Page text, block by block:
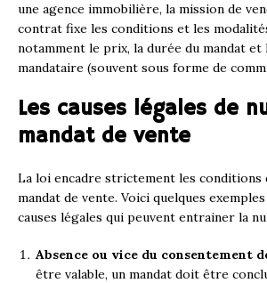
une agence immobilière, la mission de
contrat fixe les conditions et les
notamment le prix, la durée du mandat
mandataire (souvent sous forme de
Les causes légales de
mandat de vente
La loi encadre strictement les conditions
mandat de vente. Voici quelques
causes légales qui peuvent entrainer la
Absence ou vice du consentement
être valable, un mandat doit être